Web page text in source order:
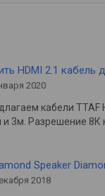
HDMI 2.1 кабель
2020
кабели TTAF
и 3м. Разрешение 8К
Speaker
2018